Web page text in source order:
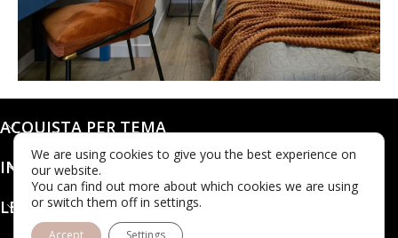
@dashaleo_
ACQUISTA PER TEMA
INFO
LEGALE
We are using cookies to give you the best experience on
our website.
You can find out more about which cookies we are using
or switch them off in settings.
Accept Settings